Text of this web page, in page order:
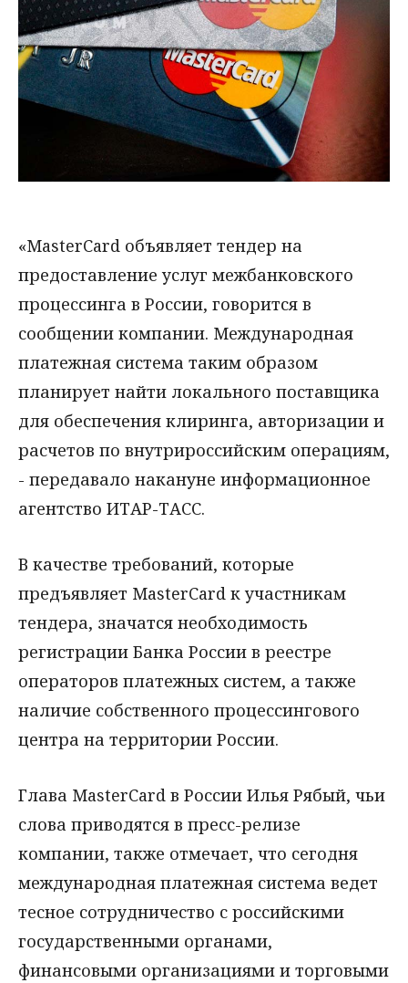
«MasterCard объявляет тендер на
предоставление услуг межбанковского
процессинга в России, говорится в
сообщении компании. Международная
платежная система таким образом
планирует найти локального поставщика
для обеспечения клиринга, авторизации и
расчетов по внутрироссийским операциям,
- передавало накануне информационное
агентство ИТАР-ТАСС.
В качестве требований, которые
предъявляет MasterCard к участникам
тендера, значатся необходимость
регистрации Банка России в реестре
операторов платежных систем, а также
наличие собственного процессингового
центра на территории России.
Глава MasterCard в России Илья Рябый, чьи
слова приводятся в пресс-релизе
компании, также отмечает, что сегодня
международная платежная система ведет
тесное сотрудничество с российскими
государственными органами,
финансовыми организациями и торговыми